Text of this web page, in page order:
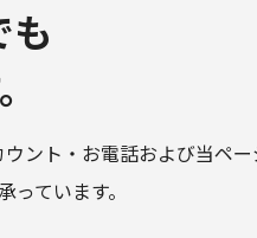
も
ント・お電話および当ペー
ています。